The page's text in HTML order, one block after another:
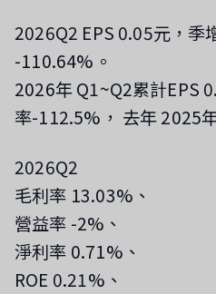
2026Q2 EPS 0.05元，季
-110.64%。
2026年 Q1~Q2累計EPS
率-112.5%， 去年 2025
2026Q2
毛利率 13.03%、
營益率 -2%、
淨利率 0.71%、
ROE 0.21%、